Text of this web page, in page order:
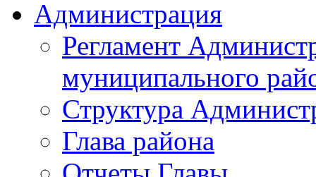
Администрация
Регламент
муниципального
Структура
Глава района